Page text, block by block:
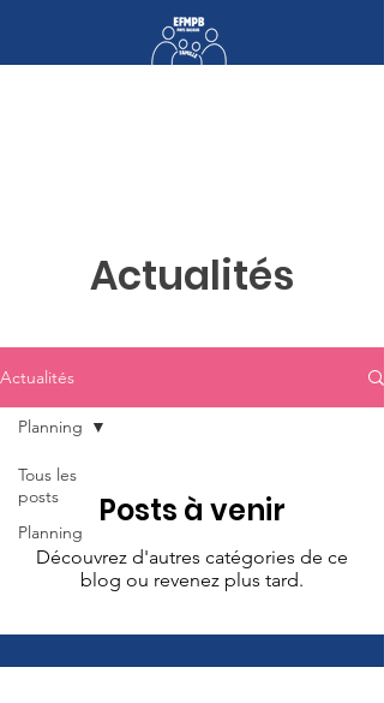
Actualités
Actualités
Tous les
posts
Planning
Planning
Posts à venir
Découvrez d'autres catégories de ce
blog ou revenez plus tard.